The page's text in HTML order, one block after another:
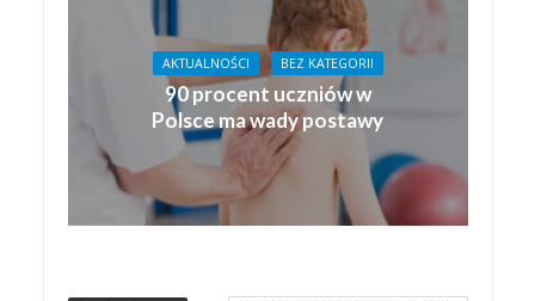
AKTUALNOŚCI BEZ KATEGORII
90 procent uczniów w
Polsce ma wady postawy